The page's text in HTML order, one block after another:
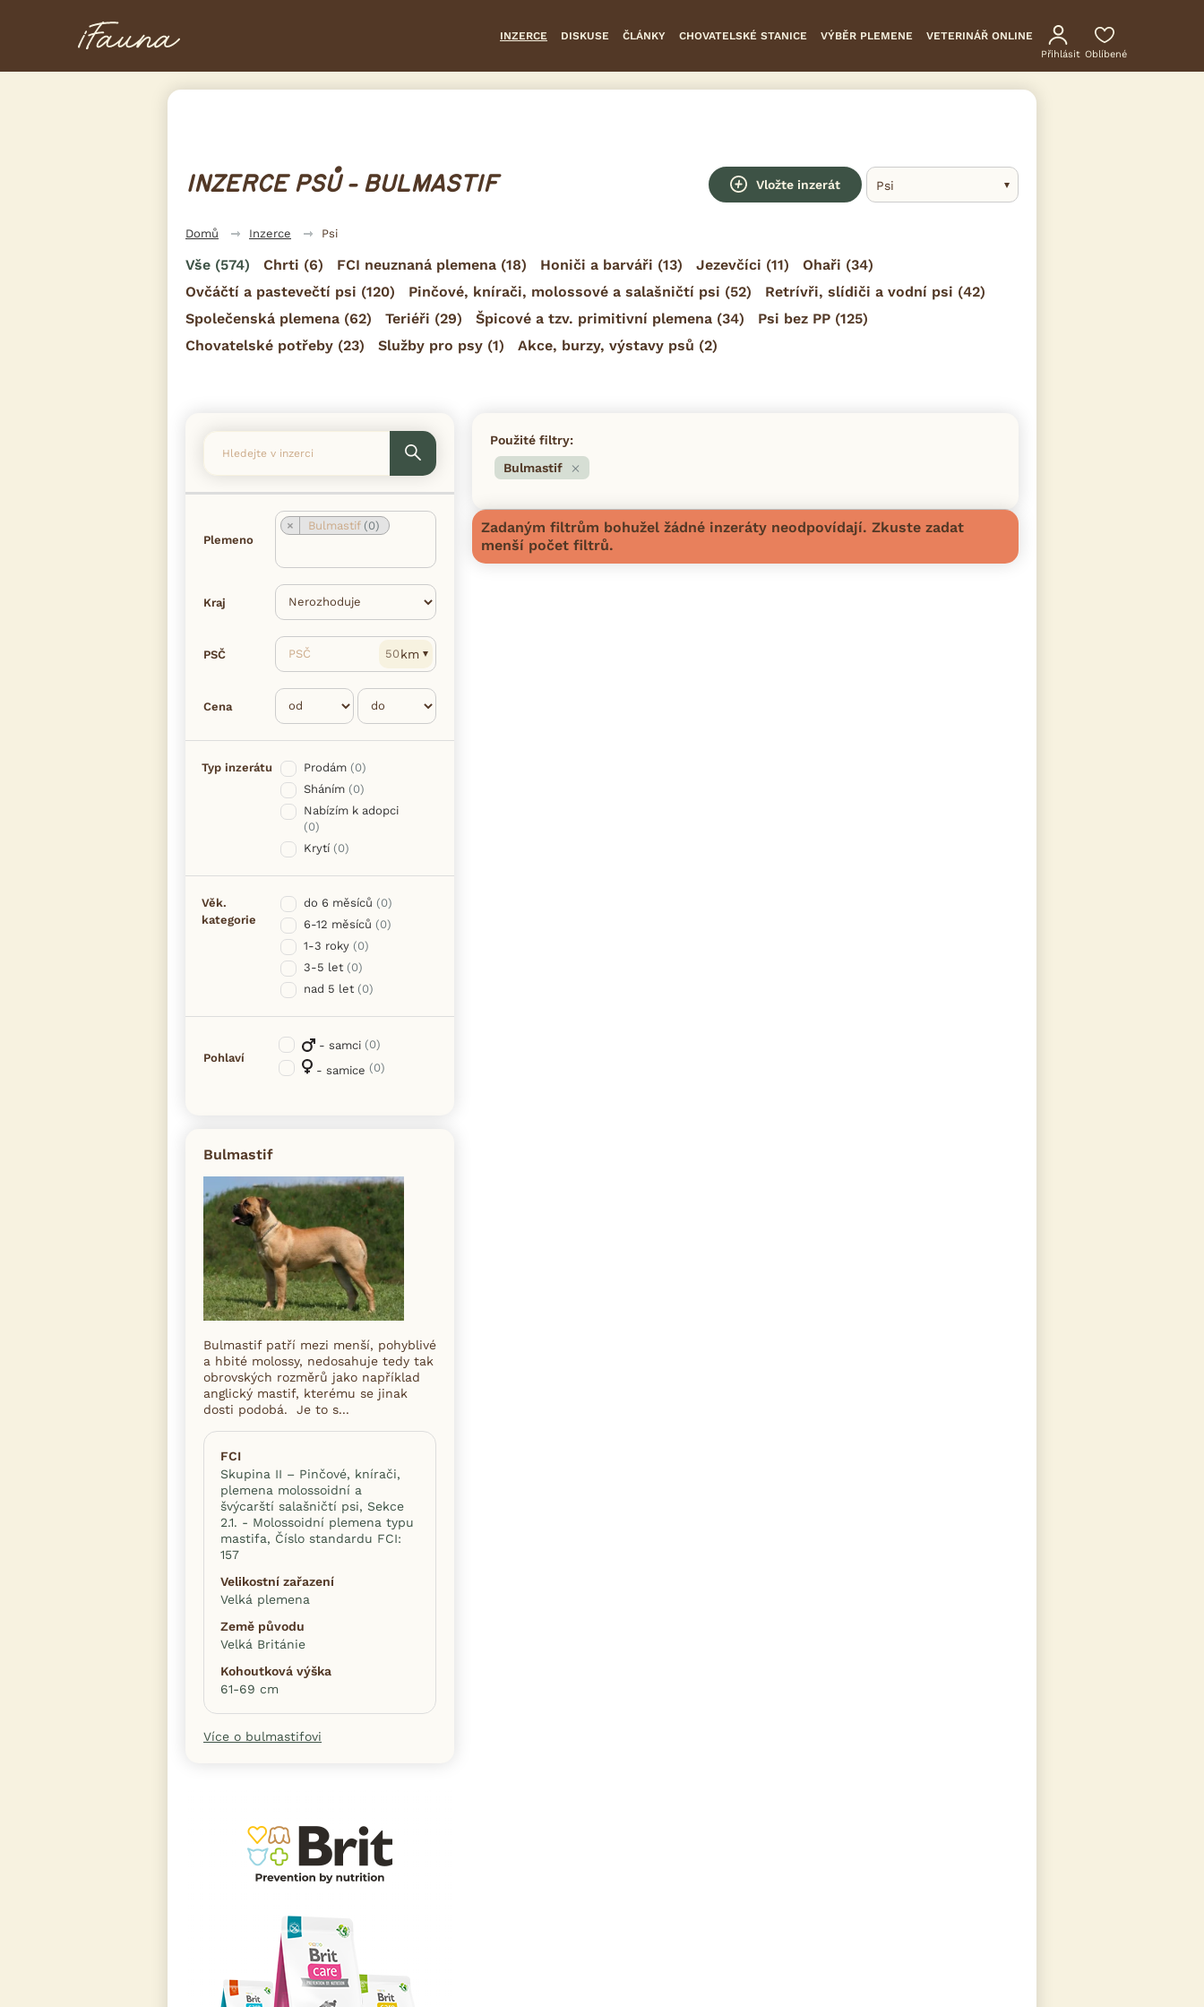
INZERCE DISKUSE ČLÁNKY CHOVATELSKÉ STANICE VÝBĚR PLEMENE VETERINÁŘ ONLINE
Přihlásit Oblíbené
INZERCE PSŮ - BULMASTIF Vložte inzerát Psi
Domů Inzerce Psi
Vše (574) Chrti (6) FCI neuznaná plemena (18) Honiči a barváři (13) Jezevčíci (11) Ohaři (34)
Ovčáčtí a pastevečtí psi (120) Pinčové, knírači, molossové a salašničtí psi (52) Retrívři, slídiči a vodní psi (42)
Společenská plemena (62) Teriéři (29) Špicové a tzv. primitivní plemena (34) Psi bez PP (125)
Chovatelské potřeby (23) Služby pro psy (1) Akce, burzy, výstavy psů (2)
Plemeno
× Bulmastif (0)
Kraj
PSČ PSČ km
Cena
Typ inzerátu Prodám (0)
Sháním (0)
Nabízím k adopci
(0)
Krytí (0)
Věk.
kategorie
do 6 měsíců (0)
6-12 měsíců (0)
1-3 roky (0)
3-5 let (0)
nad 5 let (0)
Pohlaví
- samci (0)
- samice (0)
Bulmastif
Bulmastif patří mezi menší, pohyblivé
a hbité molossy, nedosahuje tedy tak
obrovských rozměrů jako například
anglický mastif, kterému se jinak
dosti podobá. Je to s...
FCI
Skupina II – Pinčové, knírači,
plemena molossoidní a
švýcarští salašničtí psi, Sekce
2.1. - Molossoidní plemena typu
mastifa, Číslo standardu FCI:
157
Velikostní zařazení
Velká plemena
Země původu
Velká Británie
Kohoutková výška
61-69 cm
Více o bulmastifovi
Použité filtry:
Bulmastif
Zadaným filtrům bohužel žádné inzeráty neodpovídají. Zkuste zadat
menší počet filtrů.